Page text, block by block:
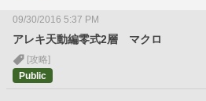
09/30/2016 5:37 PM
アレキ天動編零式2層 マクロ
[攻略]
Public